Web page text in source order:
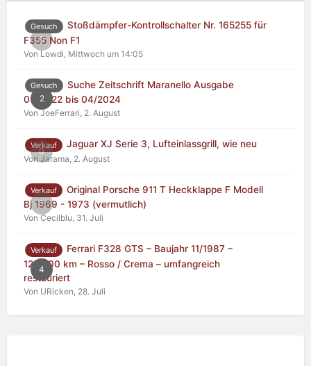
0
Gesuch
Stoßdämpfer-Kontrollschalter Nr. 165255 für
F355 Non F1
Von Lowdi, Mittwoch um 14:05
2
Gesuch
Suche Zeitschrift Maranello Ausgabe
04/2022 bis 04/2024
Von JoeFerrari, 2. August
0
Verkauf Jaguar XJ Serie 3, Lufteinlassgrill, wie neu
Von Jarama, 2. August
0
Verkauf
Original Porsche 911 T Heckklappe F Modell
Bj 1969 - 1973 (vermutlich)
Von Cecilblu, 31. Juli
4
Verkauf
Ferrari F328 GTS – Baujahr 11/1987 –
125.000 km – Rosso / Crema – umfangreich
restauriert
Von URicken, 28. Juli